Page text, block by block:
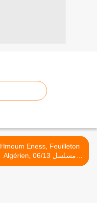
Hmoum Eness, Feuilleton
Algérien, 06/13 مسلسل
هموم الناس - النسيب >